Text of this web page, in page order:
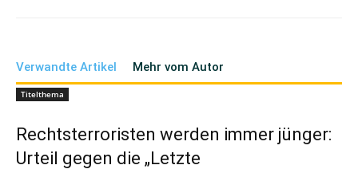
Verwandte Artikel Mehr vom Autor
Titelthema
Rechtsterroristen werden immer jünger:
Urteil gegen die „Letzte